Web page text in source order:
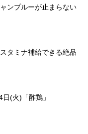
ンプルーが止まらない
タミナ補給できる絶品
(火)「酢鶏」